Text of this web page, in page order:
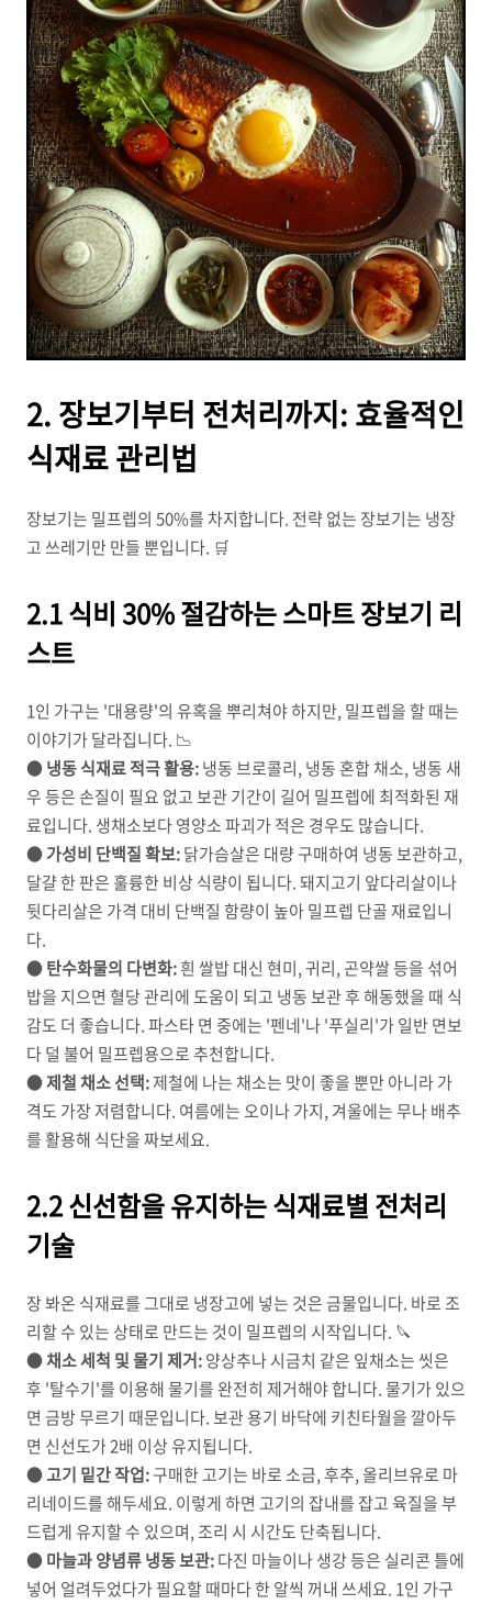
2. 장보기부터 전처리까지: 효율적인
식재료 관리법
장보기는 밀프렙의 50%를 차지합니다. 전략 없는 장보기는 냉장
고 쓰레기만 만들 뿐입니다. 🛒
2.1 식비 30% 절감하는 스마트 장보기 리
스트
1인 가구는 '대용량'의 유혹을 뿌리쳐야 하지만, 밀프렙을 할 때는
이야기가 달라집니다. 📉
●냉동 식재료 적극 활용:냉동 브로콜리, 냉동 혼합 채소, 냉동 새
우 등은 손질이 필요 없고 보관 기간이 길어 밀프렙에 최적화된 재
료입니다. 생채소보다 영양소 파괴가 적은 경우도 많습니다.
●가성비 단백질 확보:닭가슴살은 대량 구매하여 냉동 보관하고,
달걀 한 판은 훌륭한 비상 식량이 됩니다. 돼지고기 앞다리살이나
뒷다리살은 가격 대비 단백질 함량이 높아 밀프렙 단골 재료입니
다.
●탄수화물의 다변화:흰 쌀밥 대신 현미, 귀리, 곤약쌀 등을 섞어
밥을 지으면 혈당 관리에 도움이 되고 냉동 보관 후 해동했을 때 식
감도 더 좋습니다. 파스타 면 중에는 '펜네'나 '푸실리'가 일반 면보
다 덜 불어 밀프렙용으로 추천합니다.
●제철 채소 선택:제철에 나는 채소는 맛이 좋을 뿐만 아니라 가
격도 가장 저렴합니다. 여름에는 오이나 가지, 겨울에는 무나 배추
를 활용해 식단을 짜보세요.
2.2 신선함을 유지하는 식재료별 전처리
기술
장 봐온 식재료를 그대로 냉장고에 넣는 것은 금물입니다. 바로 조
리할 수 있는 상태로 만드는 것이 밀프렙의 시작입니다. 🔪
●채소 세척 및 물기 제거:양상추나 시금치 같은 잎채소는 씻은
후 '탈수기'를 이용해 물기를 완전히 제거해야 합니다. 물기가 있으
면 금방 무르기 때문입니다. 보관 용기 바닥에 키친타월을 깔아두
면 신선도가 2배 이상 유지됩니다.
●고기 밑간 작업:구매한 고기는 바로 소금, 후추, 올리브유로 마
리네이드를 해두세요. 이렇게 하면 고기의 잡내를 잡고 육질을 부
드럽게 유지할 수 있으며, 조리 시 시간도 단축됩니다.
●마늘과 양념류 냉동 보관:다진 마늘이나 생강 등은 실리콘 틀에
넣어 얼려두었다가 필요할 때마다 한 알씩 꺼내 쓰세요. 1인 가구